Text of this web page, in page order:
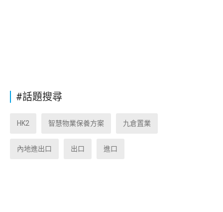
#話題搜尋
HK2 智慧物業保養方案 九倉置業
內地進出口 出口 進口